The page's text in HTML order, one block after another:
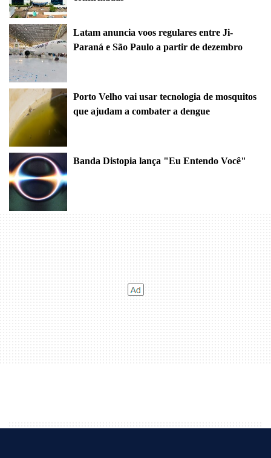
Latam anuncia voos regulares entre Ji-
Paraná e São Paulo a partir de dezembro
Porto Velho vai usar tecnologia de mosquitos
que ajudam a combater a dengue
Banda Distopia lança "Eu Entendo Você"